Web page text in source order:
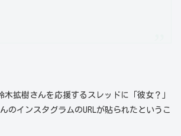
木拡樹さんを応援するスレッドに「彼女？」
のインスタグラムのURLが貼られたというこ